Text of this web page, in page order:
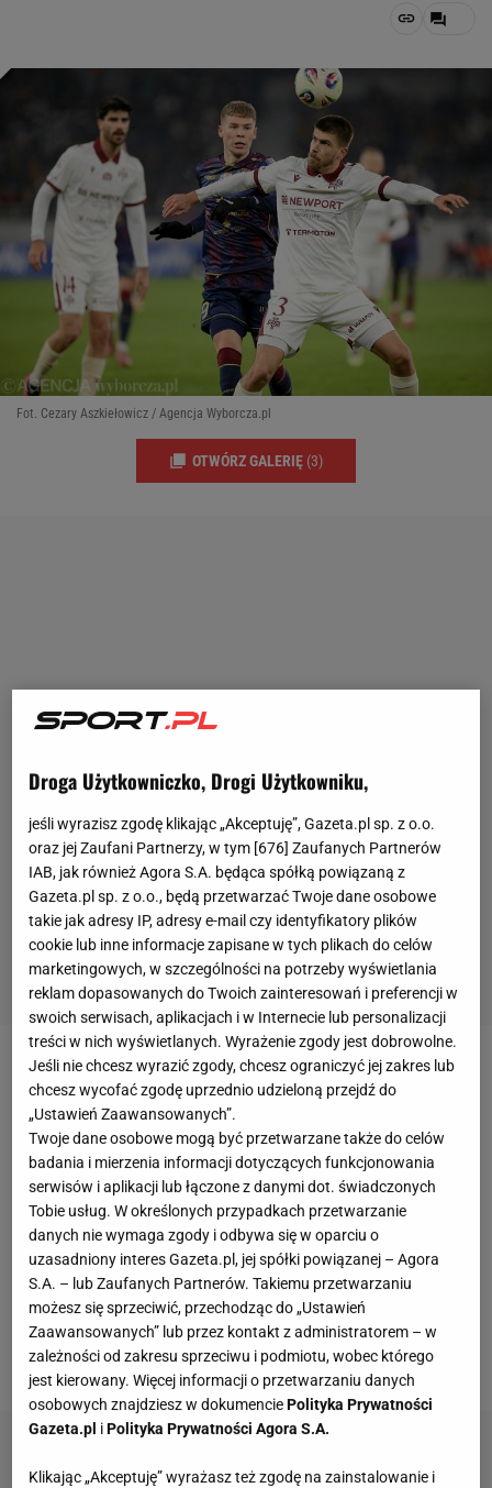
Fot. Cezary Aszkiełowicz / Agencja Wyborcza.pl
OTWÓRZ GALERIĘ (3)
Nie tak wyobrażali sobie ten sezon działacze i kibice
Widzewa Łódź. Od kiedy Robert Dobrzycki jest
właścicielem klubu, to natransferyprzeznaczone
ogromne pieniądze, jak na polskie warunki.
Wydawać by się mogło, że Łodzianie szybko staną
się potentatem również pod kątem sportowym, a
tymczasem rozpaczliwie walczą o utrzymanie w
PKO Ekstraklasie. Po ostatniej porażce z Koroną
Kielce (0:1) trudno powiedzieć, by na finiszu
rozgrywek wszystko mieli w swoich rękach.
Droga Użytkowniczko, Drogi Użytkowniku,
jeśli wyrazisz zgodę klikając „Akceptuję”, Gazeta.pl sp. z o.o.
oraz jej Zaufani Partnerzy, w tym [676] Zaufanych Partnerów
IAB, jak również Agora S.A. będąca spółką powiązaną z
Gazeta.pl sp. z o.o., będą przetwarzać Twoje dane osobowe
takie jak adresy IP, adresy e-mail czy identyfikatory plików
cookie lub inne informacje zapisane w tych plikach do celów
marketingowych, w szczególności na potrzeby wyświetlania
reklam dopasowanych do Twoich zainteresowań i preferencji w
swoich serwisach, aplikacjach i w Internecie lub personalizacji
treści w nich wyświetlanych. Wyrażenie zgody jest dobrowolne.
Jeśli nie chcesz wyrazić zgody, chcesz ograniczyć jej zakres lub
chcesz wycofać zgodę uprzednio udzieloną przejdź do
„Ustawień Zaawansowanych”.
Twoje dane osobowe mogą być przetwarzane także do celów
badania i mierzenia informacji dotyczących funkcjonowania
serwisów i aplikacji lub łączone z danymi dot. świadczonych
Tobie usług. W określonych przypadkach przetwarzanie
danych nie wymaga zgody i odbywa się w oparciu o
uzasadniony interes Gazeta.pl, jej spółki powiązanej – Agora
S.A. – lub Zaufanych Partnerów. Takiemu przetwarzaniu
możesz się sprzeciwić, przechodząc do „Ustawień
Zaawansowanych” lub przez kontakt z administratorem – w
zależności od zakresu sprzeciwu i podmiotu, wobec którego
jest kierowany. Więcej informacji o przetwarzaniu danych
osobowych znajdziesz w dokumenciePolityka Prywatności
Gazeta.pl iPolityka Prywatności Agora S.A.
Klikając „Akceptuję” wyrażasz też zgodę na zainstalowanie i